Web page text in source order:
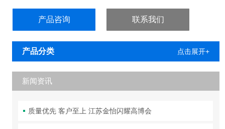
有风机和装置，强迫空气对流，温度分布更加均匀。
产品咨询 联系我们
产品分类 点击展开+
新闻资讯
质量优先 客户至上 江苏金怡闪耀高博会